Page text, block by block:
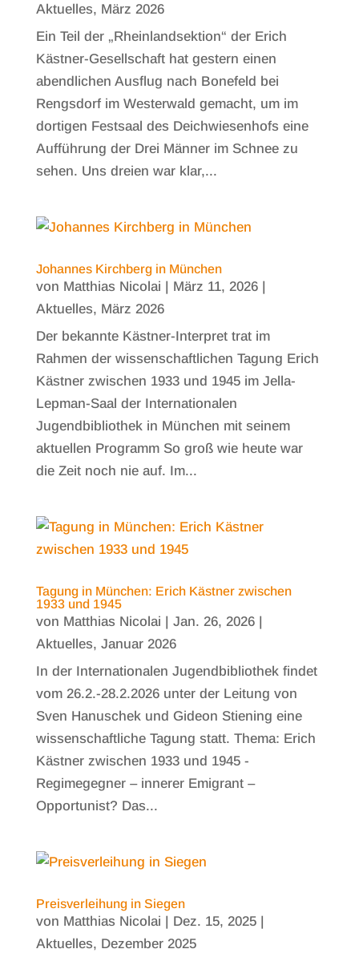
Aktuelles, März 2026
Ein Teil der „Rheinlandsektion“ der Erich
Kästner-Gesellschaft hat gestern einen
abendlichen Ausflug nach Bonefeld bei
Rengsdorf im Westerwald gemacht, um im
dortigen Festsaal des Deichwiesenhofs eine
Aufführung der Drei Männer im Schnee zu
sehen. Uns dreien war klar,...
Johannes Kirchberg in München
von Matthias Nicolai | März 11, 2026|
Aktuelles, März 2026
Der bekannte Kästner-Interpret trat im
Rahmen der wissenschaftlichen Tagung Erich
Kästner zwischen 1933 und 1945 im Jella-
Lepman-Saal der Internationalen
Jugendbibliothek in München mit seinem
aktuellen Programm So groß wie heute war
die Zeit noch nie auf. Im...
Tagung in München: Erich Kästner zwischen
1933 und 1945
von Matthias Nicolai | Jan. 26, 2026|
Aktuelles, Januar 2026
In der Internationalen Jugendbibliothek findet
vom 26.2.-28.2.2026 unter der Leitung von
Sven Hanuschek und Gideon Stiening eine
wissenschaftliche Tagung statt. Thema: Erich
Kästner zwischen 1933 und 1945 -
Regimegegner – innerer Emigrant –
Opportunist? Das...
Preisverleihung in Siegen
von Matthias Nicolai | Dez. 15, 2025|
Aktuelles, Dezember 2025